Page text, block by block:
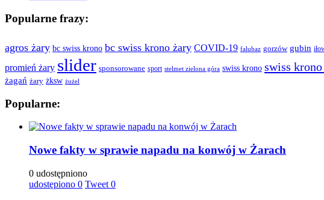
Popularne frazy:
agros żary bc swiss krono bc swiss krono żary COVID-19 falubaz gorzów gubin
promień żary slider sponsorowane sport stelmet zielona góra swiss krono swiss
żagań żary żksw żużel
Popularne:
Nowe fakty w sprawie napadu na konwój w Żarach
0 udostępniono
udostępiono 0 Tweet 0